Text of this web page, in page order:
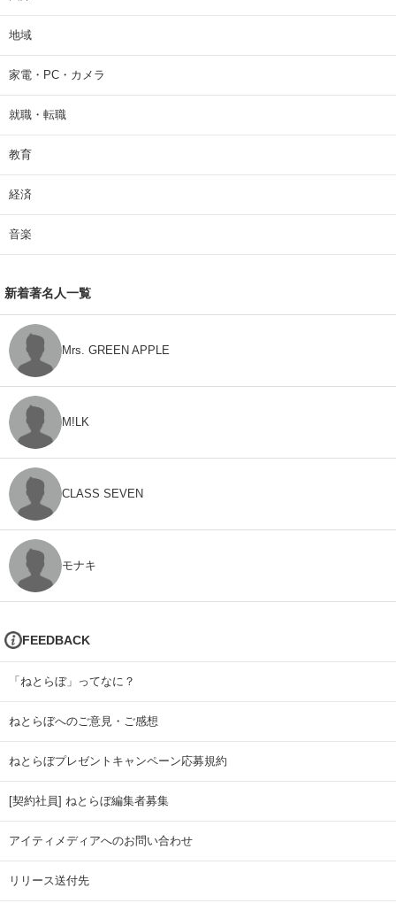
地域
家電・PC・カメラ
就職・転職
教育
経済
音楽
新着著名人一覧
Mrs. GREEN APPLE
M!LK
CLASS SEVEN
モナキ
FEEDBACK
「ねとらぼ」ってなに？
ねとらぼへのご意見・ご感想
ねとらぼプレゼントキャンペーン応募規約
[契約社員] ねとらぼ編集者募集
アイティメディアへのお問い合わせ
リリース送付先